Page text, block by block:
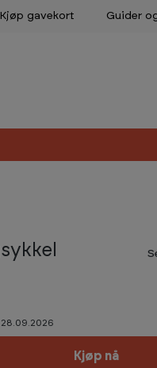
Kjøp gavekort Guider
Kjøp nå